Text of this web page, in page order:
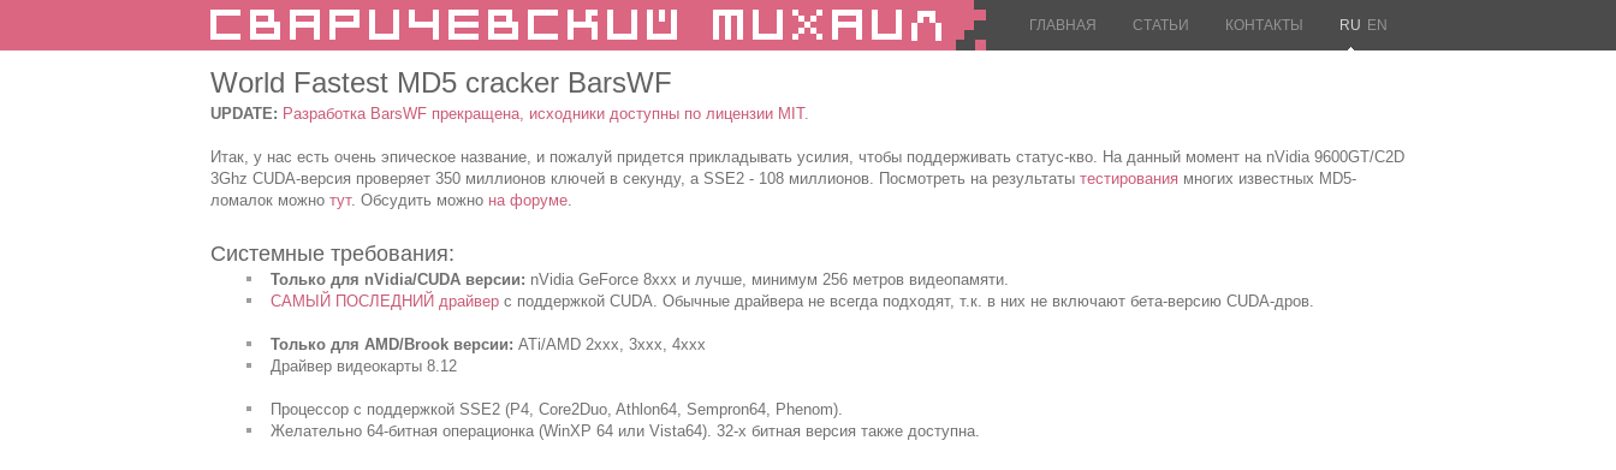
EN
RU
КОНТАКТЫ
СТАТЬИ
ГЛАВНАЯ
World Fastest MD5 cracker BarsWF
UPDATE: Разработка BarsWF прекращена, исходники доступны по лицензии MIT.
Итак, у нас есть очень эпическое название, и пожалуй придется прикладывать усилия, чтобы поддерживать статус-кво. На данный момент на nVidia 9600GT/C2D
3Ghz CUDA-версия проверяет 350 миллионов ключей в секунду, а SSE2 - 108 миллионов. Посмотреть на результаты тестированиямногих известных MD5-
ломалок можно тут. Обсудить можно на форуме.
Системные требования:
Только для nVidia/CUDA версии: nVidia GeForce 8xxx и лучше, минимум 256 метров видеопамяти.
САМЫЙ ПОСЛЕДНИЙ драйверс поддержкой CUDA. Обычные драйвера не всегда подходят, т.к. в них не включают бета-версию CUDA-дров.
Только для AMD/Brook версии: ATi/AMD 2xxx, 3xxx, 4xxx
Драйвер видеокарты 8.12
Процессор с поддержкой SSE2 (P4, Core2Duo, Athlon64, Sempron64, Phenom).
Желательно 64-битная операционка (WinXP 64 или Vista64). 32-х битная версия также доступна.